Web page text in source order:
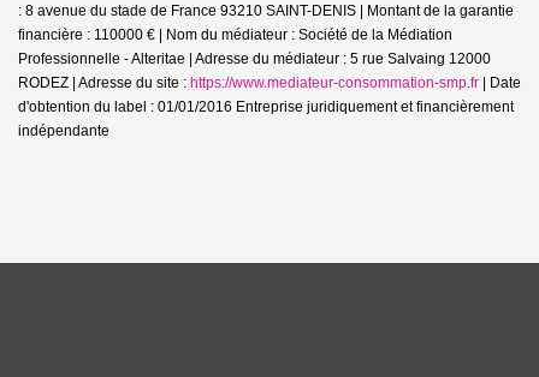
: 8 avenue du stade de France 93210 SAINT-DENIS | Montant de la garantie
financière : 110000 € | Nom du médiateur : Société de la Médiation
Professionnelle - Alteritae | Adresse du médiateur : 5 rue Salvaing 12000
RODEZ | Adresse du site : https://www.mediateur-consommation-smp.fr | Date
d'obtention du label : 01/01/2016 Entreprise juridiquement et financièrement
indépendante